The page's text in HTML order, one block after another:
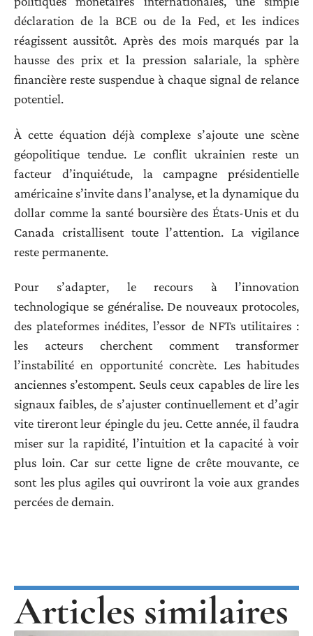
déclaration de la BCE ou de la Fed, et les indices
réagissent aussitôt. Après des mois marqués par la
hausse des prix et la pression salariale, la sphère
financière reste suspendue à chaque signal de relance
potentiel.
À cette équation déjà complexe s’ajoute une scène
géopolitique tendue. Le conflit ukrainien reste un
facteur d’inquiétude, la campagne présidentielle
américaine s’invite dans l’analyse, et la dynamique du
dollar comme la santé boursière des États-Unis et du
Canada cristallisent toute l’attention. La vigilance
reste permanente.
Pour s’adapter, le recours à l’innovation
technologique se généralise. De nouveaux protocoles,
des plateformes inédites, l’essor de NFTs utilitaires :
les acteurs cherchent comment transformer
l’instabilité en opportunité concrète. Les habitudes
anciennes s’estompent. Seuls ceux capables de lire les
signaux faibles, de s’ajuster continuellement et d’agir
vite tireront leur épingle du jeu. Cette année, il faudra
miser sur la rapidité, l’intuition et la capacité à voir
plus loin. Car sur cette ligne de crête mouvante, ce
sont les plus agiles qui ouvriront la voie aux grandes
percées de demain.
Articles similaires